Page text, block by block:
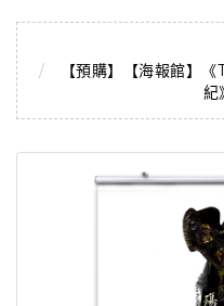
【預購】【海報館】
紀